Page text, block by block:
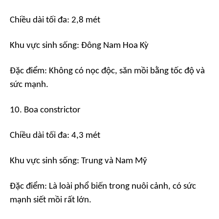
Chiều dài tối đa: 2,8 mét
Khu vực sinh sống: Đông Nam Hoa Kỳ
Đặc điểm: Không có nọc độc, săn mồi bằng tốc độ và
sức mạnh.
10. Boa constrictor
Chiều dài tối đa: 4,3 mét
Khu vực sinh sống: Trung và Nam Mỹ
Đặc điểm: Là loài phổ biến trong nuôi cảnh, có sức
mạnh siết mồi rất lớn.